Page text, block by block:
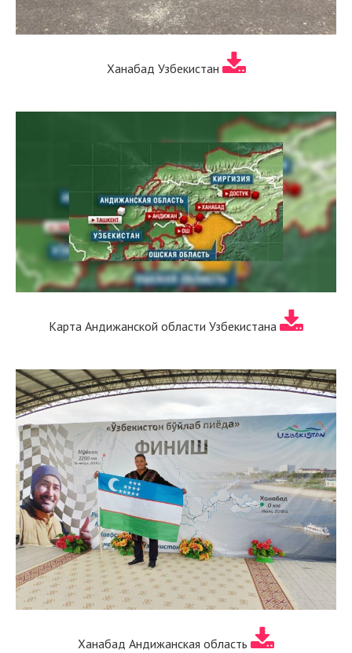
Ханабад Узбекистан
Карта Андижанской области Узбекистана
Ханабад Андижанская область